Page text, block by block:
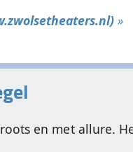
»
en met allure.